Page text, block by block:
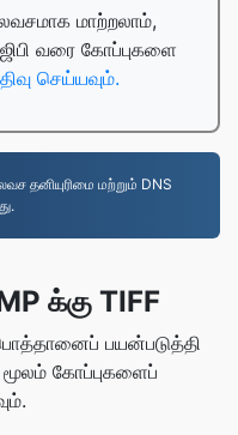
மாற்றலாம்,
வரை கோப்புகளை
செய்யவும்.
தனியுரிமை மற்றும் DNS
க்கு TIFF
பயன்படுத்தி
கோப்புகளைப்